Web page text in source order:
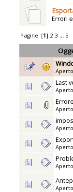
Errori
Pagine: [1] 2 3 ...5
Last